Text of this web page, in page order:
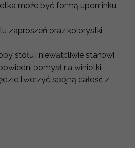
może być formą upominku
zaproszeń oraz kolorystki
stołu i niewątpliwie stanowi
pomysł na winietki
tworzyć spójną całość z